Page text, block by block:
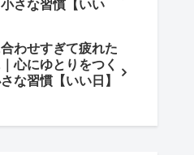
小さな習慣【いい
わせすぎて疲れた
心にゆとりをつく
な習慣【いい日】